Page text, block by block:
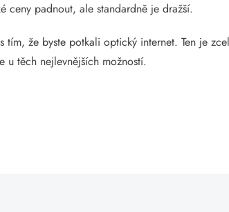
ceny padnout, ale standardně je dražší.
že byste potkali optický internet. Ten je
u těch nejlevnějších možností.